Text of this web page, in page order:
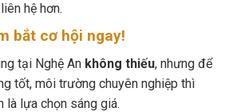
hệ hơn.
bắt cơ hội ngay!
tại Nghệ An không thiếu, nhưng để
tốt, môi trường chuyên nghiệp thì
là lựa chọn sáng giá.